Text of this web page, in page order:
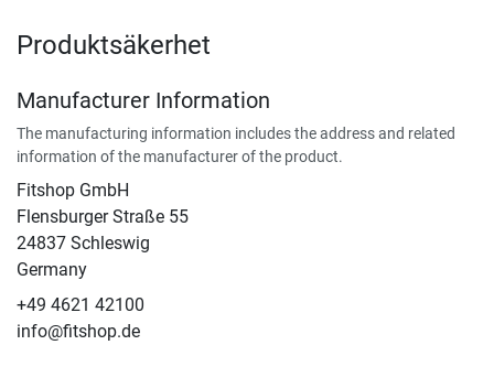
Produktsäkerhet
Manufacturer Information
The manufacturing information includes the address and related
information of the manufacturer of the product.
Fitshop GmbH
Flensburger Straße 55
24837 Schleswig
Germany
+49 4621 42100
info@fitshop.de